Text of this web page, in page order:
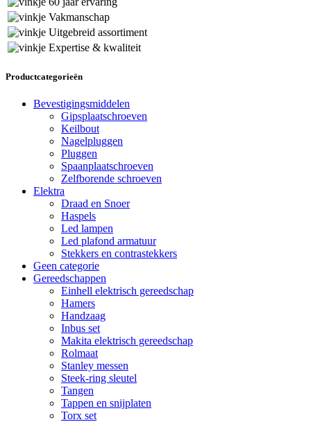
Vakmanschap
Uitgebreid assortiment
Expertise & kwaliteit
Productcategorieën
Bevestigingsmiddelen
Gipsplaatschroeven
Keilbout
Nagelpluggen
Pluggen
Spaanplaatschroeven
Zelfborende schroeven
Elektra
Draad en Snoer
Haspels
Led lampen
Led plafond armatuur
Stekkers en contrastekkers
Geen categorie
Gereedschappen
Einhell elektrisch gereedschap
Hamers
Handzaag
Inbus set
Makita elektrisch gereedschap
Rolmaat
Stanley messen
Steek-ring sleutel
Tangen
Tappen en snijplaten
Torx set